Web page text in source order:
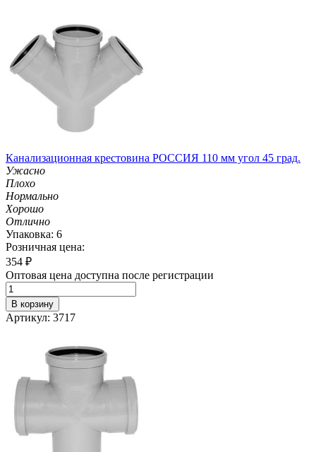
Канализационная крестовина РОССИЯ 110 мм угол 45 град.
Ужасно
Плохо
Нормально
Хорошо
Отлично
Упаковка: 6
Розничная цена:
354 ₽
Оптовая цена доступна после регистрации
В корзину
Артикул: 3717